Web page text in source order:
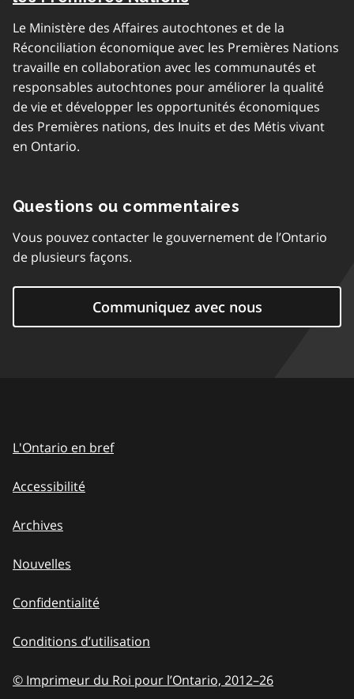
Le Ministère des Affaires autochtones et de la
Réconciliation économique avec les Premières Nations
travaille en collaboration avec les communautés et
responsables autochtones pour améliorer la qualité
de vie et développer les opportunités économiques
des Premières nations, des Inuits et des Métis vivant
en Ontario.
Questions ou commentaires
Vous pouvez contacter le gouvernement de l’Ontario
de plusieurs façons.
Communiquez avec nous
L'Ontario en bref
Accessibilité
Archives
Nouvelles
Confidentialité
Conditions d’utilisation
© Imprimeur du Roi pour l’Ontario, 2012–to
26